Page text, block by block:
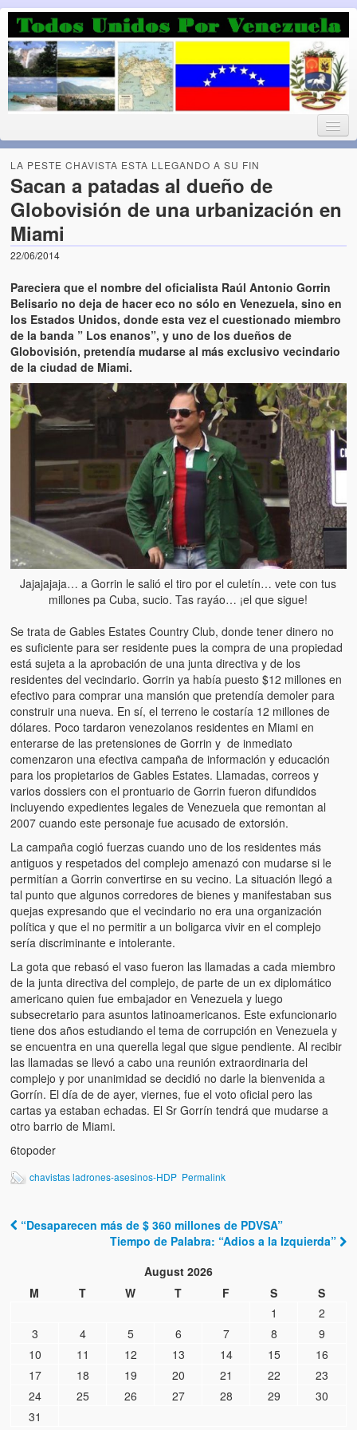
Luchando por la Democracia
Fuera el chavismo, la peor peste que le ha caido a esta tierra
Home
¡Bienvenido!
Blog. (Todos Unidos por Venezuela welcomes you to our Blog)
Acerca de este blog (About this Blog)
Artículos
El Tipo y los Rojos en Los Teques (The Jerk and the Reds in
Teques)
Hablé con Chavistas (I spoke with chavistas)
La burla del Chavez “tan amante de los niños” (The mockery of
Chavez “such a children lover”)
Los niños de las calles de Venezuela (Children of the streets of
Venezuela)
Luis y El Mono… en armas (Luis and El Mono… armed)
Puente Llaguno, Miraflores… ¿y Lina?
Radio Emisoras y canales de televisión clausurados por el
de Chávez hasta el 2009
Victimas del 11 de abril de 2002
Víctimas del régimen dictatorial de Chávez desde que tomó el
poder hasta el 31 de diciembre de 2009
Víctimas inocentes de la violencia castrista del 4 de Febrero de
1992
¡¡¡Miserable traidor, mira a tu pueblo!!! (Despicable traitor, look
your country!!!)
Fotos
Versos
Cuentos
Videos
Chistes
LA PESTE CHAVISTA ESTA LLEGANDO A SU FIN
Sacan a patadas al dueño de
Globovisión de una urbanización en
Miami
22/06/2014
Pareciera que el nombre del oficialista Raúl Antonio Gorrin
Belisario no deja de hacer eco no sólo en Venezuela, sino en
los Estados Unidos, donde esta vez el cuestionado miembro
de la banda ” Los enanos”, y uno de los dueños de
Globovisión, pretendía mudarse al más exclusivo vecindario
de la ciudad de Miami.
Jajajajaja… a Gorrin le salió el tiro por el culetín… vete con tus
millones pa Cuba, sucio. Tas rayáo… ¡el que sigue!
Se trata de Gables Estates Country Club, donde tener dinero no
es suficiente para ser residente pues la compra de una propiedad
está sujeta a la aprobación de una junta directiva y de los
residentes del vecindario. Gorrin ya había puesto $12 millones en
efectivo para comprar una mansión que pretendía demoler para
construir una nueva. En sí, el terreno le costaría 12 millones de
dólares. Poco tardaron venezolanos residentes en Miami en
enterarse de las pretensiones de Gorrin y de inmediato
comenzaron una efectiva campaña de información y educación
para los propietarios de Gables Estates. Llamadas, correos y
varios dossiers con el prontuario de Gorrin fueron difundidos
incluyendo expedientes legales de Venezuela que remontan al
2007 cuando este personaje fue acusado de extorsión.
La campaña cogió fuerzas cuando uno de los residentes más
antiguos y respetados del complejo amenazó con mudarse si le
permitían a Gorrin convertirse en su vecino. La situación llegó a
tal punto que algunos corredores de bienes y manifestaban sus
quejas expresando que el vecindario no era una organización
política y que el no permitir a un boligarca vivir en el complejo
sería discriminante e intolerante.
La gota que rebasó el vaso fueron las llamadas a cada miembro
de la junta directiva del complejo, de parte de un ex diplomático
americano quien fue embajador en Venezuela y luego
subsecretario para asuntos latinoamericanos. Este exfuncionario
tiene dos años estudiando el tema de corrupción en Venezuela y
se encuentra en una querella legal que sigue pendiente. Al recibir
las llamadas se llevó a cabo una reunión extraordinaria del
complejo y por unanimidad se decidió no darle la bienvenida a
Gorrín. El día de de ayer, viernes, fue el voto oficial pero las
cartas ya estaban echadas. El Sr Gorrín tendrá que mudarse a
otro barrio de Miami.
6topoder
chavistas ladrones-asesinos-HDP Permalink
Post navigation
“Desaparecen más de $ 360 millones de PDVSA”
Tiempo de Palabra: “Adios a la Izquierda”
August 2026
M
T W T F S
S
1
2
3
4 5 6 7 8
9
10
11 12 13 14 15
16
17
18 19 20 21 22
23
24
25 26 27 28 29
30
31